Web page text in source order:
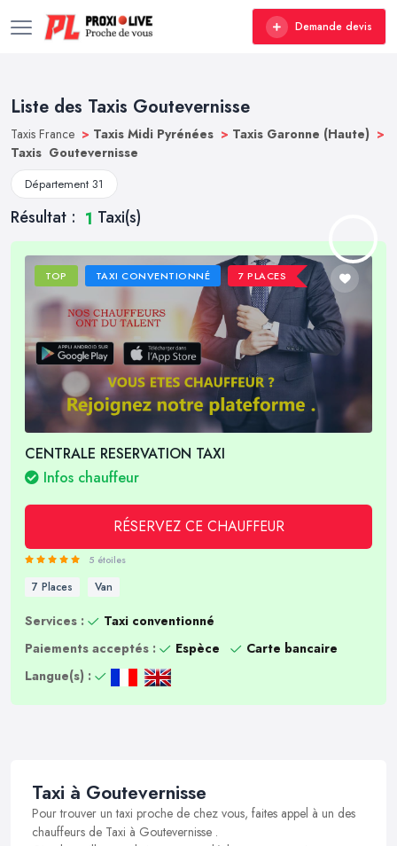
Demande devis
Liste des Taxis Goutevernisse
Taxis France > Taxis Midi Pyrénées > Taxis Garonne (Haute) >
Taxis Goutevernisse
Département 31
Résultat : 1 Taxi(s)
TOP TAXI CONVENTIONNÉ 7 PLACES
CENTRALE RESERVATION TAXI
Infos chauffeur
RÉSERVEZ CE CHAUFFEUR
5 étoiles
7 Places Van
Services :
Taxi conventionné
Paiements acceptés :
Espèce
Carte bancaire
Langue(s) :
Taxi à Goutevernisse
Pour trouver un taxi proche de chez vous, faites appel à un des
chauffeurs de Taxi à Goutevernisse .